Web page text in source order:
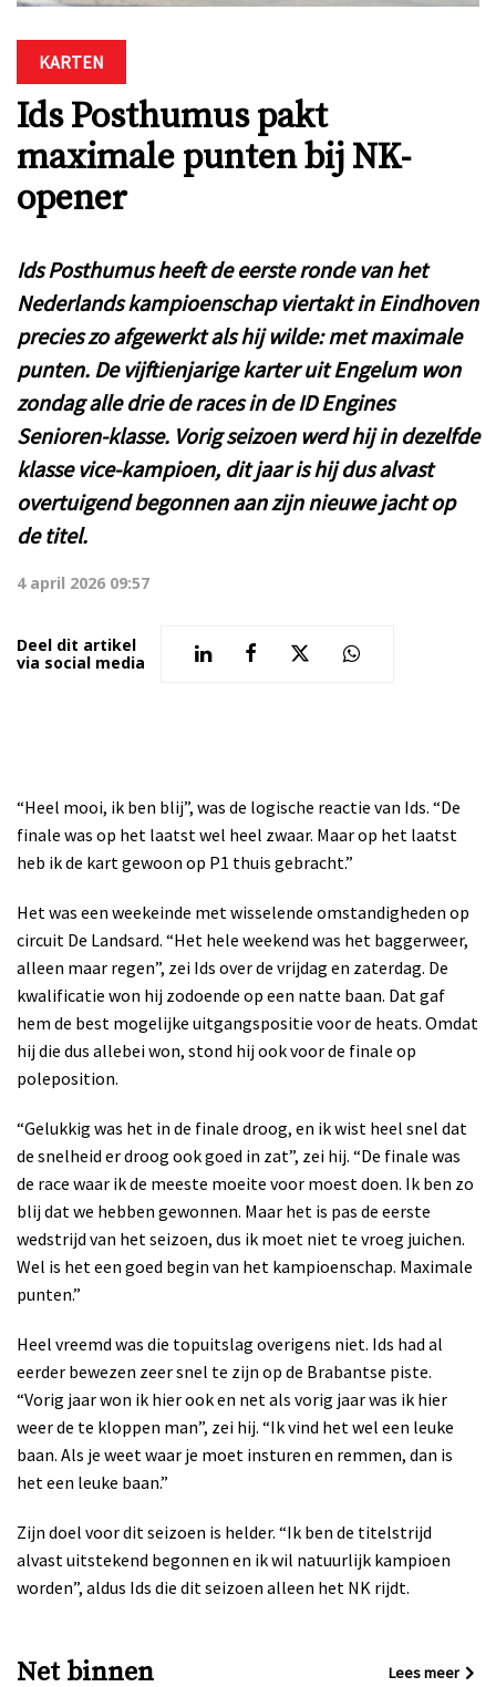
KARTEN
Ids Posthumus pakt
maximale punten bij NK-
opener
Ids Posthumus heeft de eerste ronde van het
Nederlands kampioenschap viertakt in Eindhoven
precies zo afgewerkt als hij wilde: met maximale
punten. De vijftienjarige karter uit Engelum won
zondag alle drie de races in de ID Engines
Senioren-klasse. Vorig seizoen werd hij in dezelfde
klasse vice-kampioen, dit jaar is hij dus alvast
overtuigend begonnen aan zijn nieuwe jacht op
de titel.
4 april 2026 09:57
Deel dit artikel
via social media
“Heel mooi, ik ben blij”, was de logische reactie van Ids. “De
finale was op het laatst wel heel zwaar. Maar op het laatst
heb ik de kart gewoon op P1 thuis gebracht.”
Het was een weekeinde met wisselende omstandigheden op
circuit De Landsard. “Het hele weekend was het baggerweer,
alleen maar regen”, zei Ids over de vrijdag en zaterdag. De
kwalificatie won hij zodoende op een natte baan. Dat gaf
hem de best mogelijke uitgangspositie voor de heats. Omdat
hij die dus allebei won, stond hij ook voor de finale op
poleposition.
“Gelukkig was het in de finale droog, en ik wist heel snel dat
de snelheid er droog ook goed in zat”, zei hij. “De finale was
de race waar ik de meeste moeite voor moest doen. Ik ben zo
blij dat we hebben gewonnen. Maar het is pas de eerste
wedstrijd van het seizoen, dus ik moet niet te vroeg juichen.
Wel is het een goed begin van het kampioenschap. Maximale
punten.”
Heel vreemd was die topuitslag overigens niet. Ids had al
eerder bewezen zeer snel te zijn op de Brabantse piste.
“Vorig jaar won ik hier ook en net als vorig jaar was ik hier
weer de te kloppen man”, zei hij. “Ik vind het wel een leuke
baan. Als je weet waar je moet insturen en remmen, dan is
het een leuke baan.”
Zijn doel voor dit seizoen is helder. “Ik ben de titelstrijd
alvast uitstekend begonnen en ik wil natuurlijk kampioen
worden”, aldus Ids die dit seizoen alleen het NK rijdt.
Net binnen Lees meer